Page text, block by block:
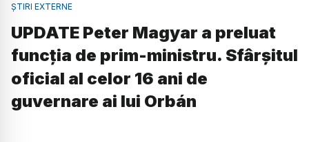
ȘTIRI EXTERNE
UPDATE Peter Magyar a preluat
funcția de prim-ministru. Sfârșitul
oficial al celor 16 ani de
guvernare ai lui Orbán